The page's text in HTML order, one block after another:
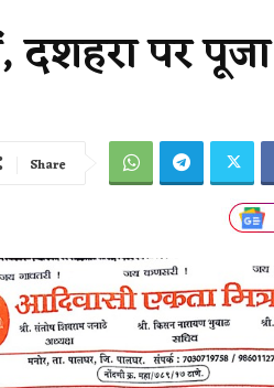
पर
Share